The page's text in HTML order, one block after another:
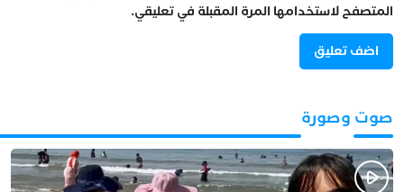
المتصفح لاستخدامها المرة المقبلة في تعليقي.
صوت وصورة